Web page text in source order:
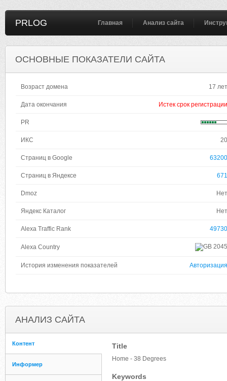
PRLOG Главная Анализ сайта
ОСНОВНЫЕ ПОКАЗАТЕЛИ САЙТА
Возраст домена 17 лет
Дата окончания Истек срок регистрации
PR
ИКС 20
Страниц в Google 63200
Страниц в Яндексе 671
Dmoz Нет
Яндекс Каталог Нет
Alexa Traffic Rank 49730
Alexa Country 2045
История изменения показателей Авторизация
АНАЛИЗ САЙТА
Контент
Информер
Title
Home - 38 Degrees
Keywords